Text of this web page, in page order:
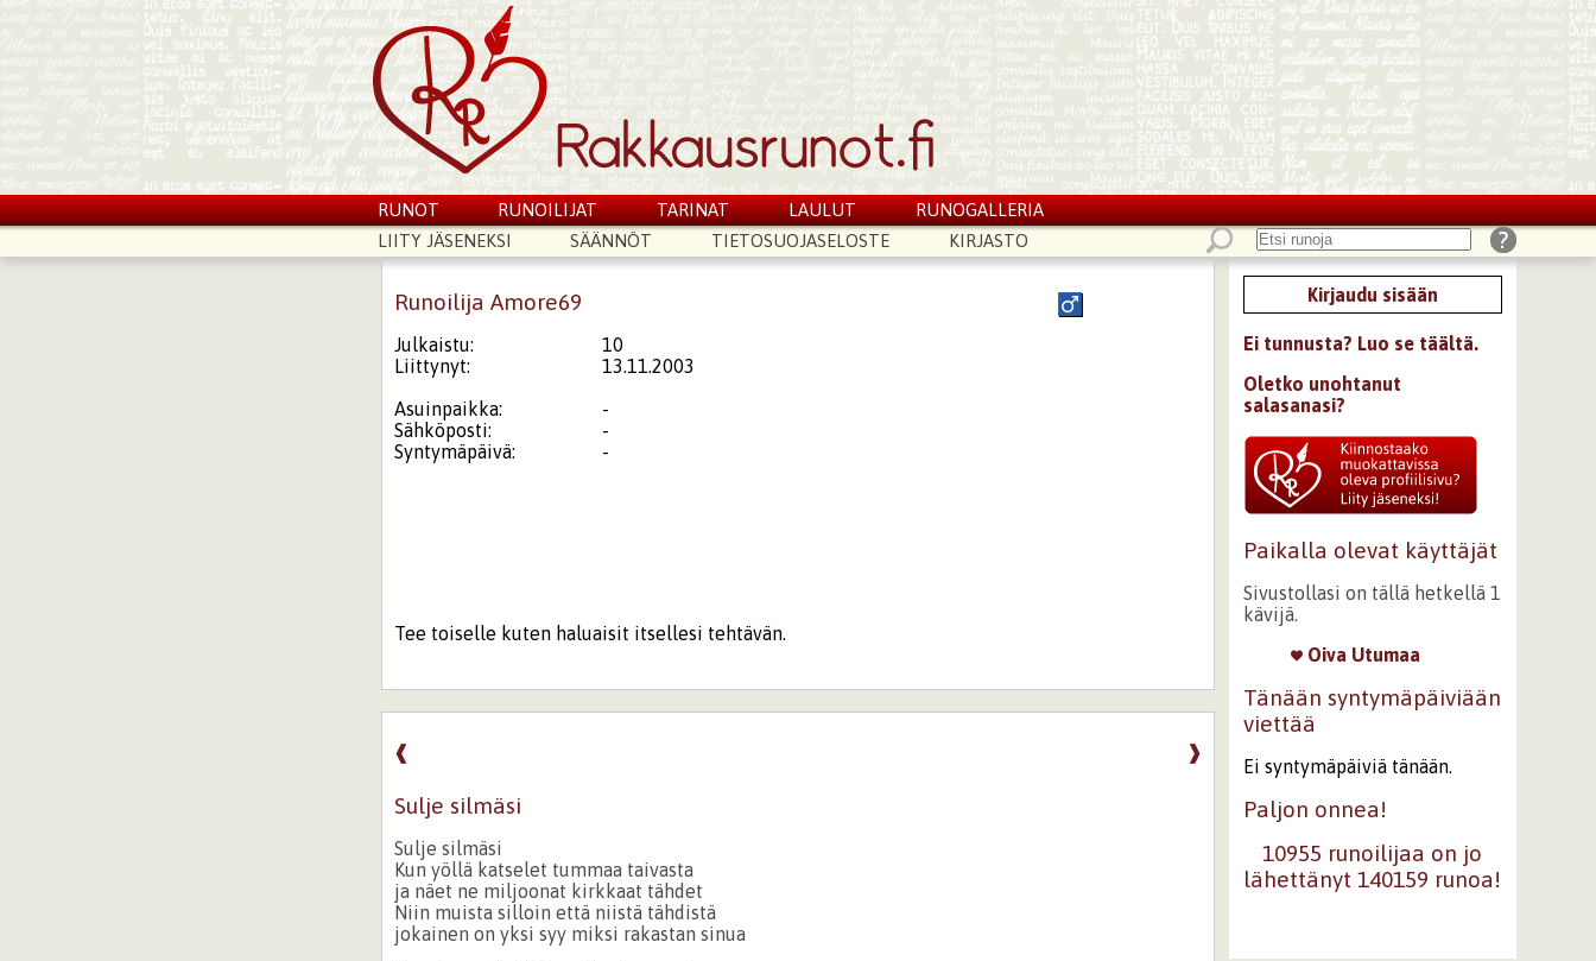
RUNOT RUNOILIJAT TARINAT LAULUT
RUNOGALLERIA
LIITY JÄSENEKSI
SÄÄNNÖT TIETOSUOJASELOSTE KIRJASTO
Runoilija Amore69
Julkaistu:
10
Liittynyt:
13.11.2003
Asuinpaikka:
-
Sähköposti:
-
Syntymäpäivä:
-
Tee toiselle kuten haluaisit itsellesi tehtävän.
❱
❰
Sulje silmäsi
Sulje silmäsi
Kun yöllä katselet tummaa taivasta
ja näet ne miljoonat kirkkaat tähdet
Niin muista silloin että niistä tähdistä
jokainen on yksi syy miksi rakastan sinua
Kirjaudu sisään
Ei tunnusta? Luo se täältä.
Oletko unohtanut
salasanasi?
Paikalla olevat käyttäjät
Sivustollasi on tällä hetkellä 1
kävijä.
Oiva Utumaa
Tänään syntymäpäiviään
viettää
Ei syntymäpäiviä tänään.
Paljon onnea!
10955 runoilijaa on jo
lähettänyt 140159 runoa!